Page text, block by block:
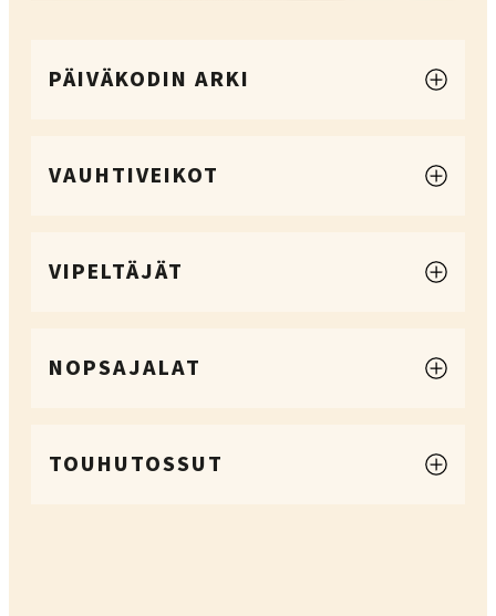
PÄIVÄKODIN ARKI
VAUHTIVEIKOT
VIPELTÄJÄT
NOPSAJALAT
TOUHUTOSSUT